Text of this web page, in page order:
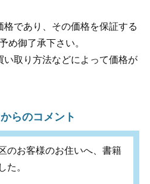
であり、その価格を保証する
め御了承下さい。
取り方法などによって価格が
らのコメント
のお客様のお住いへ、書籍
た。